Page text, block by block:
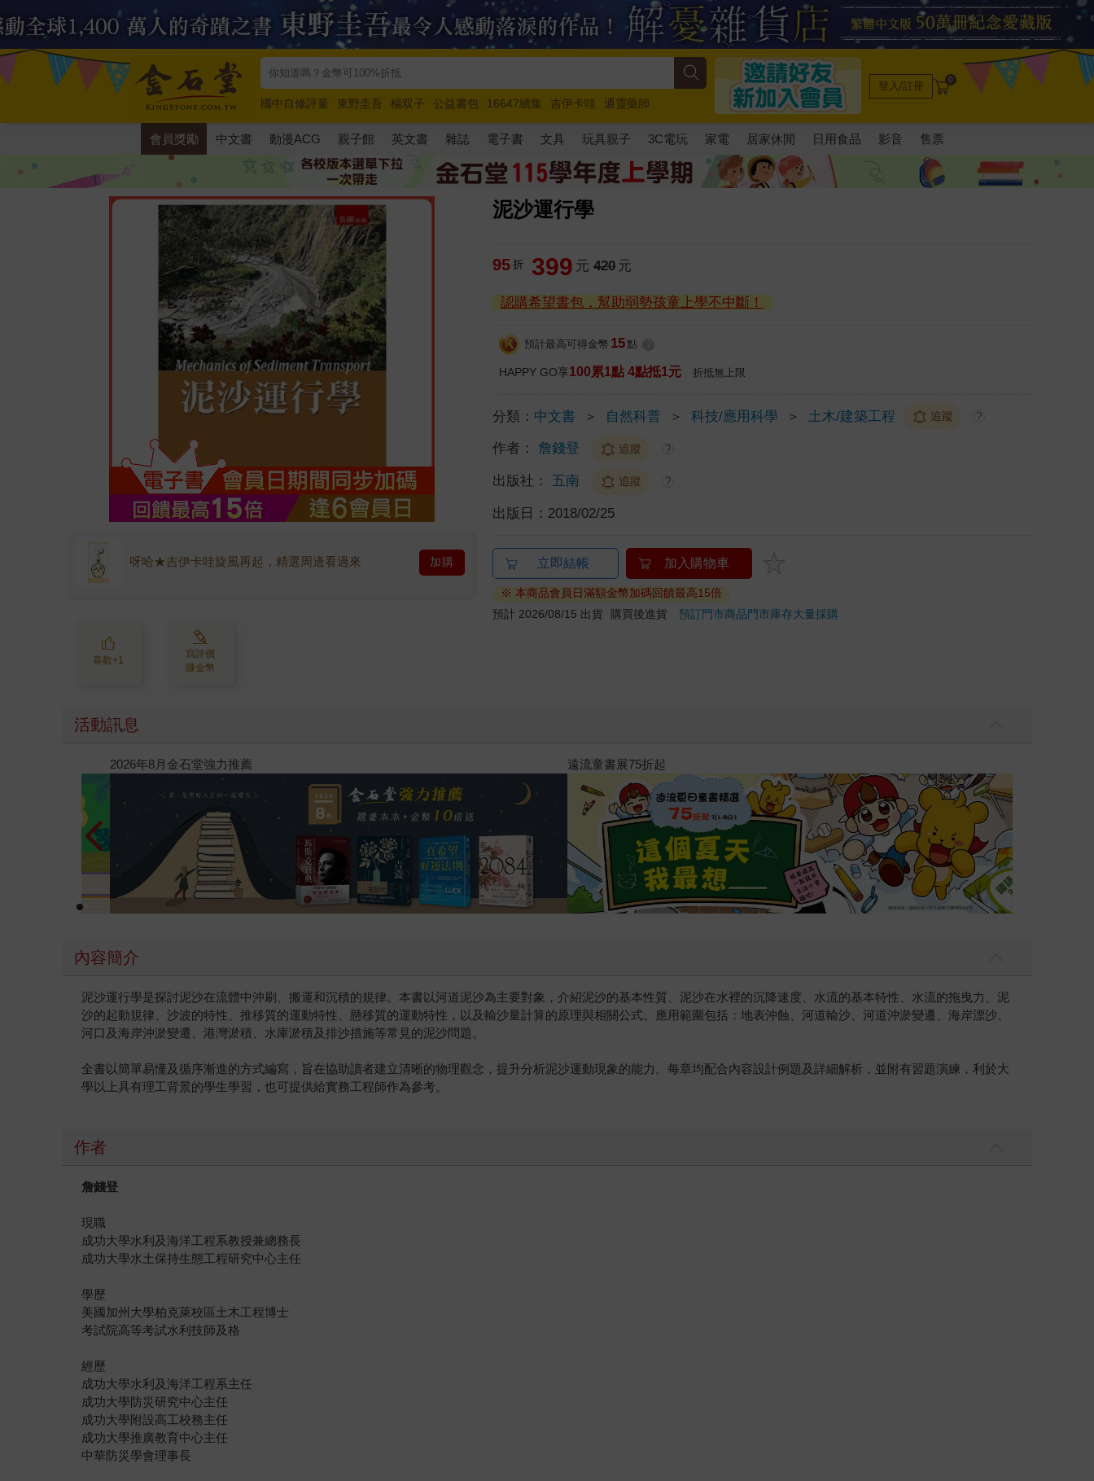
國中自修評量 東野圭吾 楊双子 公益書包 16647續集 吉伊卡哇
通靈藥師
唯紅花綻放
奧德賽 路邊攤新作 馬斯克 玩具總動員5 超慢跑
登入/註冊 0
會員獎勵 中文書 動漫ACG 親子館 英文書 雜誌 電子書 文具 玩具親子 3C電玩 家電 居家休閒 日用食品 影音 售票
泥沙運行學
呀哈★吉伊卡哇旋風再起，精選周邊看過來 加購
喜歡+1
寫評價
賺金幣
95 折 399 元 420 元
認購希望書包，幫助弱勢孩童上學不中斷！
預計最高可得金幣 15 點
HAPPY GO享100累1點 4點抵1元 折抵無上限
分類： 中文書 ＞ 自然科普 ＞ 科技/應用科學 ＞ 土木/建築工程 追蹤 ?
作者： 詹錢登 追蹤 ?
出版社： 五南 追蹤 ?
出版日： 2018/02/25
立即結帳 加入購物車
※ 本商品會員日滿額金幣加碼回饋最高15倍
預計 2026/08/15 出貨
購買後進貨預訂門市商品門市庫存大量採購
活動訊息
閱讀漫遊錄-2026上半年暢銷榜 2026年8月金石堂強力推薦
內容簡介
泥沙運行學是探討泥沙在流體中沖刷、搬運和沉積的規律。本書以河道泥沙為主要對象，介紹泥沙的基本性質、泥沙在水裡的沉降速度、水流的基本特性、水流的拖曳力、泥
沙的起動規律、沙波的特性、推移質的運動特性、懸移質的運動特性，以及輸沙量計算的原理與相關公式。應用範圍包括：地表沖蝕、河道輸沙、河道沖淤變遷、海岸漂沙、
河口及海岸沖淤變遷、港灣淤積、水庫淤積及排沙措施等常見的泥沙問題。
全書以簡單易懂及循序漸進的方式編寫，旨在協助讀者建立清晰的物理觀念，提升分析泥沙運動現象的能力。每章均配合內容設計例題及詳細解析，並附有習題演練，利於大
學以上具有理工背景的學生學習，也可提供給實務工程師作為參考。
作者
詹錢登
現職
成功大學水利及海洋工程系教授兼總務長
成功大學水土保持生態工程研究中心主任
學歷
美國加州大學柏克萊校區土木工程博士
考試院高等考試水利技師及格
經歷
成功大學水利及海洋工程系主任
成功大學防災研究中心主任
成功大學附設高工校務主任
成功大學推廣教育中心主任
中華防災學會理事長